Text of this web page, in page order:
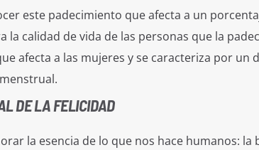
este padecimiento que afecta a un
calidad de vida de las personas que la
afecta a las mujeres y se caracteriza por un
DE LA FELICIDAD
la esencia de lo que nos hace humanos: la